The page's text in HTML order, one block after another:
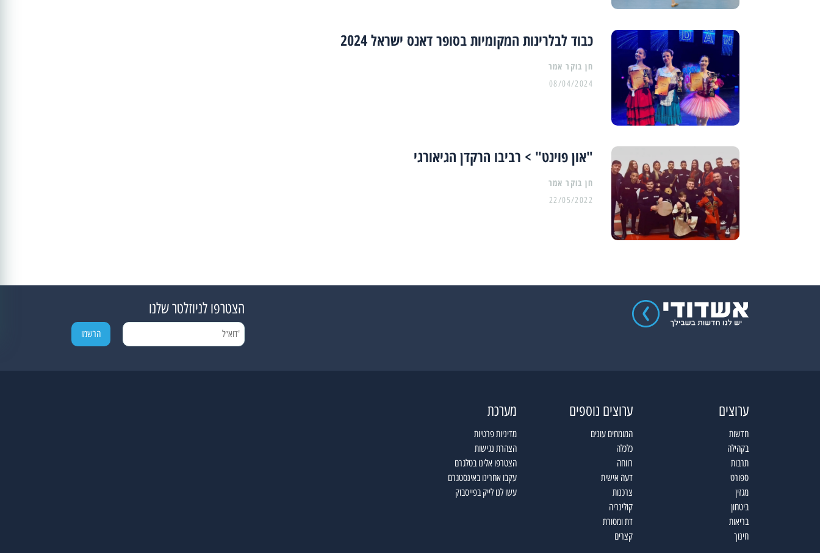
כבוד לבלרינות המקומיות בסופר דאנס ישראל 2024
08/04/2024
"און פוינט" > רביבו הרקדן הגיאורגי
22/05/2022
הצטרפו לניוזלטר שלנו
ערוצים
חדשות
בקהילה
תרבות
ספורט
מגזין
ביטחון
בריאות
חינוך
ערוצים נוספים
המומחים עונים
כלכלה
רווחה
דעה אישית
צרכנות
קולינריה
דת ומסורת
קצרים
מערכת
מדיניות פרטיות
הצהרת נגישות
הצטרפו אלינו בטלגרם
עקבו אחרינו באינסטגרם
עשו לנו לייק בפייסבוק